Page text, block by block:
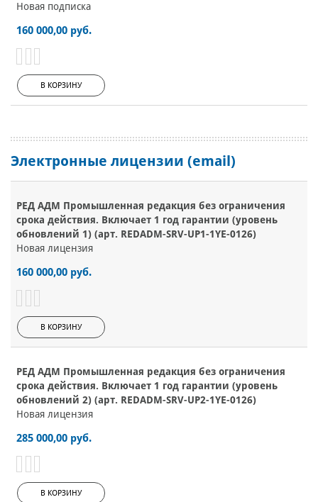
Новая подписка
160 000,00 руб.
В КОРЗИНУ
Электронные лицензии (email)
РЕД АДМ Промышленная редакция без ограничения
срока действия. Включает 1 год гарантии (уровень
обновлений 1) (арт. REDADM-SRV-UP1-1YE-0126)
Новая лицензия
160 000,00 руб.
В КОРЗИНУ
РЕД АДМ Промышленная редакция без ограничения
срока действия. Включает 1 год гарантии (уровень
обновлений 2) (арт. REDADM-SRV-UP2-1YE-0126)
Новая лицензия
285 000,00 руб.
В КОРЗИНУ